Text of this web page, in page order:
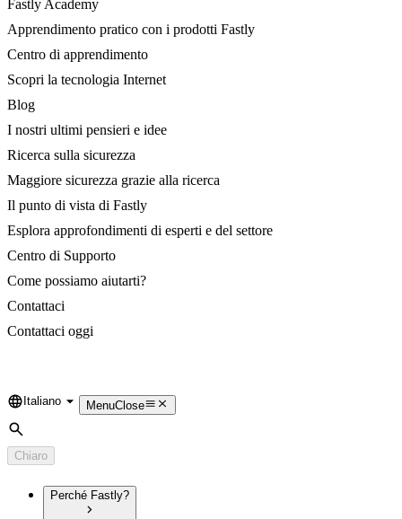
Fastly Academy
Apprendimento pratico con i prodotti Fastly
Centro di apprendimento
Scopri la tecnologia Internet
Blog
I nostri ultimi pensieri e idee
Ricerca sulla sicurezza
Maggiore sicurezza grazie alla ricerca
Il punto di vista di Fastly
Esplora approfondimenti di esperti e del settore
Centro di Supporto
Come possiamo aiutarti?
Contattaci
Contattaci oggi
Language
Italiano MenuClose
Cerca
Chiaro
Perché Fastly?